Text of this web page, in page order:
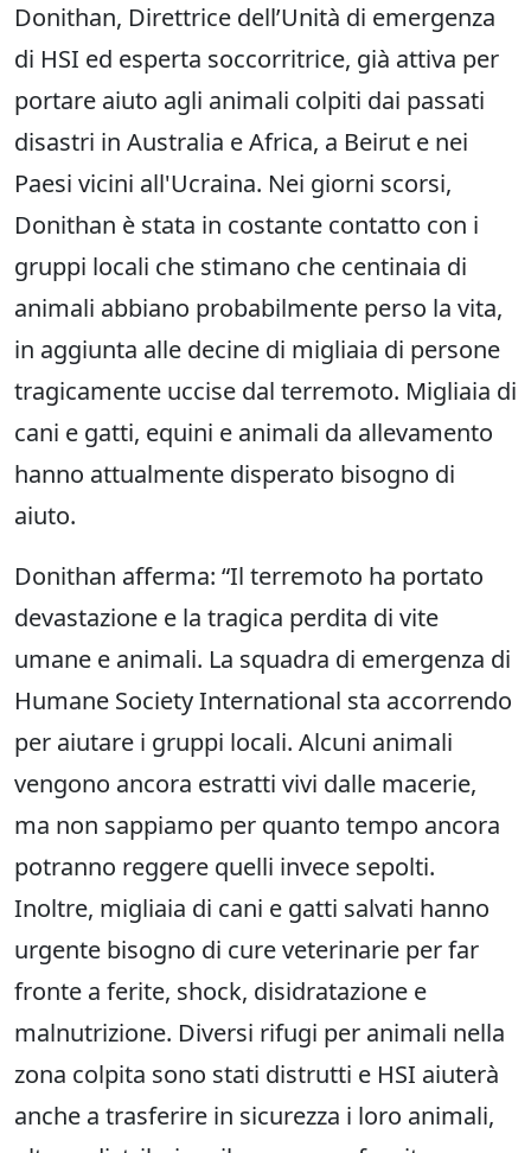
Donithan, Direttrice dell’Unità di emergenza
di HSI ed esperta soccorritrice, già attiva per
portare aiuto agli animali colpiti dai passati
disastri in Australia e Africa, a Beirut e nei
Paesi vicini all'Ucraina. Nei giorni scorsi,
Donithan è stata in costante contatto con i
gruppi locali che stimano che centinaia di
animali abbiano probabilmente perso la vita,
in aggiunta alle decine di migliaia di persone
tragicamente uccise dal terremoto. Migliaia di
cani e gatti, equini e animali da allevamento
hanno attualmente disperato bisogno di
aiuto.
Donithan afferma: “Il terremoto ha portato
devastazione e la tragica perdita di vite
umane e animali. La squadra di emergenza di
Humane Society International sta accorrendo
per aiutare i gruppi locali. Alcuni animali
vengono ancora estratti vivi dalle macerie,
ma non sappiamo per quanto tempo ancora
potranno reggere quelli invece sepolti.
Inoltre, migliaia di cani e gatti salvati hanno
urgente bisogno di cure veterinarie per far
fronte a ferite, shock, disidratazione e
malnutrizione. Diversi rifugi per animali nella
zona colpita sono stati distrutti e HSI aiuterà
anche a trasferire in sicurezza i loro animali,